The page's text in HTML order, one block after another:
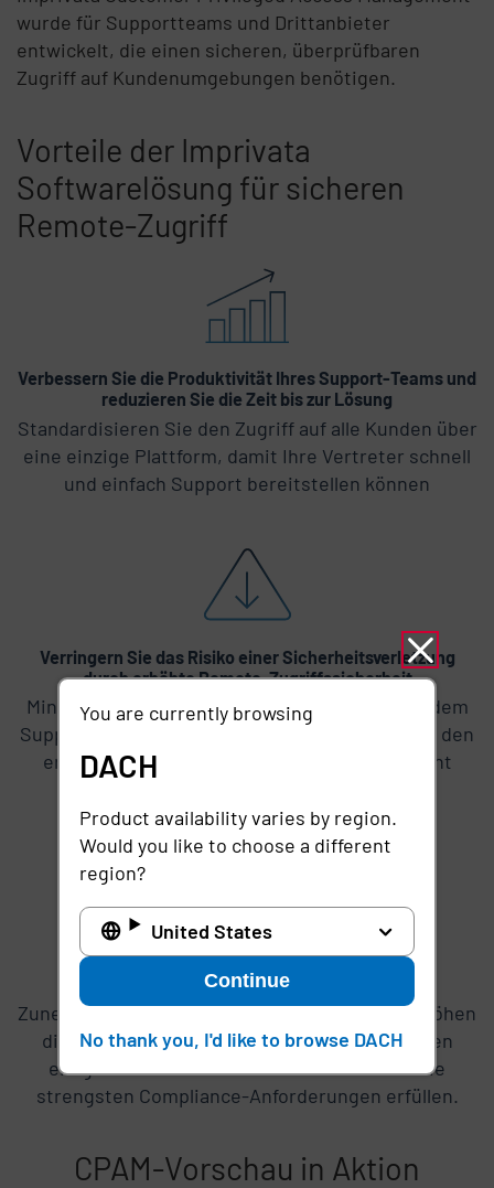
für Drittanbieter
wurde für Supportteams und Drittanbieter
entwickelt, die einen sicheren, überprüfbaren
Zugriff auf Kundenumgebungen benötigen.
Ende Listeninhalt
Vorteile der Imprivata
Softwarelösung für sicheren
Remote-Zugriff
Listeninhalt überspringen
Verbessern Sie die Produktivität Ihres Support-Teams und
reduzieren Sie die Zeit bis zur Lösung
Standardisieren Sie den Zugriff auf alle Kunden über
eine einzige Plattform, damit Ihre Vertreter schnell
und einfach Support bereitstellen können
Verringern Sie das Risiko einer Sicherheitsverletzung
durch erhöhte Remote-Zugriffssicherheit
Minimieren Sie unnötige Risiken, indem Sie jedem
Support-Mitarbeiter nur den Zugang gewähren, den
er für seine Arbeit benötigt – nicht mehr, nicht
Erfüllen Sie selbst die strengsten
Sicherheitsanforderungen Ihrer Kunden
Zunehmende Verstöße gegen Drittanbieter erhöhen
die Sicherheitsanforderungen und verschärfen
einige Vorschriften. Mit CPAM können Sie die
strengsten Compliance-Anforderungen erfüllen.
CPAM-Vorschau in Aktion
You are currently browsing
DACH
Product availability varies by region.
Would you like to choose a different
region?
United States
Continue
No thank you, I'd like to browse DACH